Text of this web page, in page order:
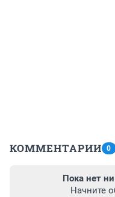
КОММЕНТАРИИ 0
Пока нет
Начните